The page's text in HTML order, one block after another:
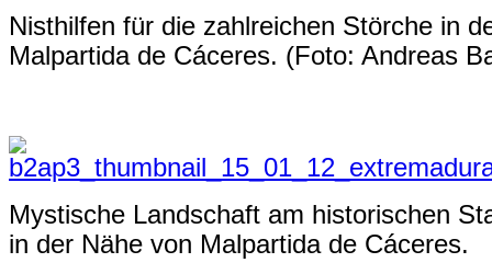
Nisthilfen für die zahlreichen Störche in
Malpartida de Cáceres. (Foto: Andreas
Mystische Landschaft am historischen
in der Nähe von Malpartida de Cáceres.